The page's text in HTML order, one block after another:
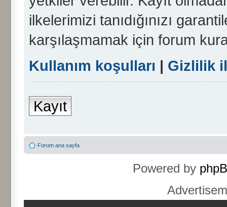
ilkelerimizi tanıdığınızı
karşılaşmamak için forum
Kullanım koşulları | Gizlilik
Kayıt
Forum ana sayfa
Powered by